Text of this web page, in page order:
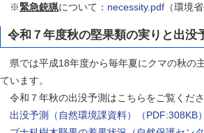
※緊急銃猟について： necessity.pdf （環境
令和７年度秋の堅果類の実りと出没
県では平成18年度から毎年夏にクマの秋の
ています。
令和７年秋の出没予測はこちらをご覧くださ
出没予測（自然環境課資料）（PDF:308KB）